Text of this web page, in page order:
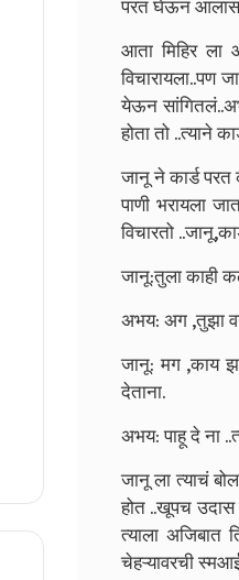
परत घेऊन
आता मिहिर ला
येऊन
होता तो ..त्याने
जानू ने कार्ड
पाणी भरायला
विचारतो
जानू:तुला काही
अभय: अग ,तुझा
जानू: मग ,काय
देताना.
अभय: पाहू दे ना
जानू ला त्याचं
होत ..खूपच उदास
त्याला अजिबात
चेहऱ्यावरची